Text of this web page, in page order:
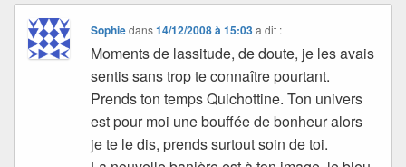
Sophiedans14/12/2008 à 15:03 a dit :
Moments de lassitude, de doute, je les avais
sentis sans trop te connaître pourtant.
Prends ton temps Quichottine. Ton univers
est pour moi une bouffée de bonheur alors
je te le dis, prends surtout soin de toi.